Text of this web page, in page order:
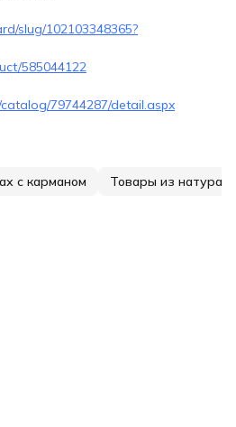
slug/102103348365?
585044122
79744287/detail.aspx
с карманом Товары из